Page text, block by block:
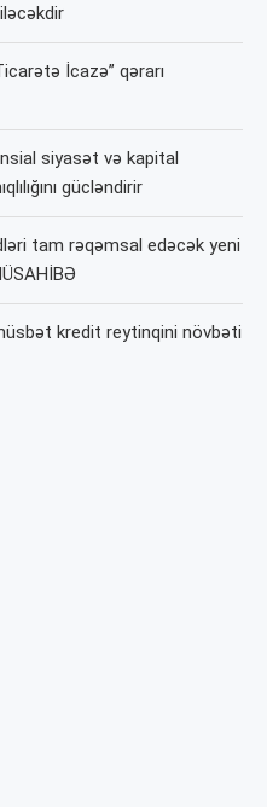
İcazə” qərarı
siyasət və kapital
gücləndirir
tam rəqəmsal edəcək yeni
kredit reytinqini növbəti